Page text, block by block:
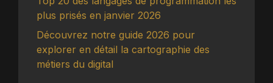
plus prisés en janvier 2026
Découvrez notre guide 2026 pour
explorer en détail la cartographie des
métiers du digital